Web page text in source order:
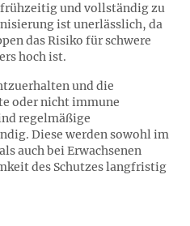
und vollständig zu
ist unerlässlich, da
das Risiko für schwere
hoch ist.
und die
oder nicht immune
regelmäßige
Diese werden sowohl im
auch bei Erwachsenen
des Schutzes langfristig